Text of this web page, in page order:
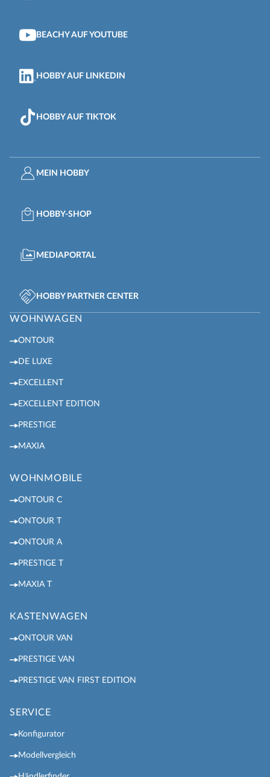
BEACHY AUF YOUTUBE
HOBBY AUF LINKEDIN
HOBBY AUF TIKTOK
MEIN HOBBY
HOBBY-SHOP
MEDIAPORTAL
HOBBY PARTNER CENTER
WOHNWAGEN
ONTOUR
DE LUXE
EXCELLENT
EXCELLENT EDITION
PRESTIGE
MAXIA
WOHNMOBILE
ONTOUR C
ONTOUR T
ONTOUR A
PRESTIGE T
MAXIA T
KASTENWAGEN
ONTOUR VAN
PRESTIGE VAN
PRESTIGE VAN FIRST EDITION
SERVICE
Konfigurator
Modellvergleich